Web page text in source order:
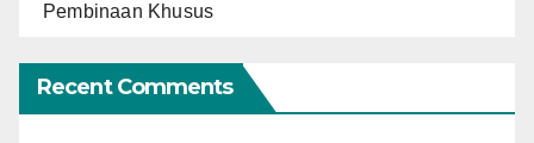
Pembinaan Khusus
Recent Comments